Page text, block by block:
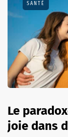
SANTÉ
Le
joie dans